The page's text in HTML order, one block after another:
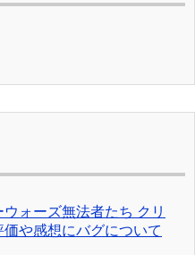
ウォーズ無法者たち クリ
価や感想にバグについて